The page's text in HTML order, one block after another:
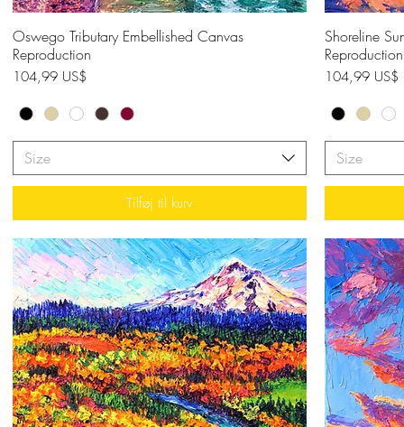
Hurtigvisning
Oswego Tributary Embellished Canvas
Reproduction
Pris
104,99 US$
Size
Tilføj til kurv
Shoreline
Reproduction
Pris
104,99 US$
Size